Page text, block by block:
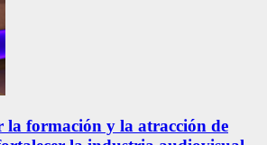
la formación y la atracción de